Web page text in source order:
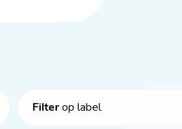
Filterop label